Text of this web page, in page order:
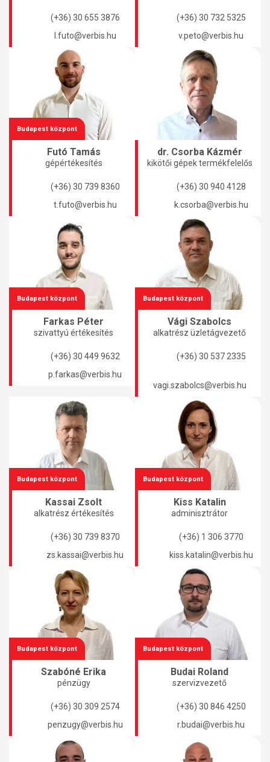
(+36) 30 655 3876
l.futo@verbis.hu
(+36) 30 732 5325
v.peto@verbis.hu
Budapest központ
Futó Tamás
gépértékesítés
(+36) 30 739 8360
t.futo@verbis.hu
dr. Csorba Kázmér
kikötői gépek termékfelelős
(+36) 30 940 4128
k.csorba@verbis.hu
Budapest központ
Farkas Péter
szivattyú értékesítés
(+36) 30 449 9632
p.farkas@verbis.hu
Budapest központ
Vági Szabolcs
alkatrész üzletágvezető
(+36) 30 537 2335
vagi.szabolcs@verbis.hu
Budapest központ
Kassai Zsolt
alkatrész értékesítés
(+36) 30 739 8370
zs.kassai@verbis.hu
Budapest központ
Kiss Katalin
adminisztrátor
(+36) 1 306 3770
kiss.katalin@verbis.hu
Budapest központ
Szabóné Erika
pénzügy
(+36) 30 309 2574
penzugy@verbis.hu
Budapest központ
Budai Roland
szervizvezető
(+36) 30 846 4250
r.budai@verbis.hu